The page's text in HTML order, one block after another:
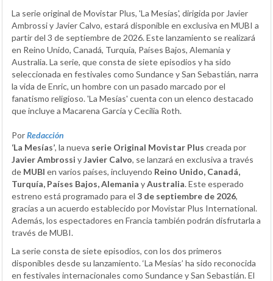
La serie original de Movistar Plus, 'La Mesías', dirigida por Javier
Ambrossi y Javier Calvo, estará disponible en exclusiva en MUBI a
partir del 3 de septiembre de 2026. Este lanzamiento se realizará
en Reino Unido, Canadá, Turquía, Países Bajos, Alemania y
Australia. La serie, que consta de siete episodios y ha sido
seleccionada en festivales como Sundance y San Sebastián, narra
la vida de Enric, un hombre con un pasado marcado por el
fanatismo religioso. 'La Mesías' cuenta con un elenco destacado
que incluye a Macarena García y Cecilia Roth.
PorRedacción
‘La Mesías’, la nueva serie Original Movistar Plus creada por
Javier Ambrossi yJavier Calvo, se lanzará en exclusiva a través
de MUBI en varios países, incluyendo Reino Unido, Canadá,
Turquía, Países Bajos, Alemania yAustralia. Este esperado
estreno está programado para el 3 de septiembre de 2026,
gracias a un acuerdo establecido por Movistar Plus International.
Además, los espectadores en Francia también podrán disfrutarla a
través de MUBI.
La serie consta de siete episodios, con los dos primeros
disponibles desde su lanzamiento. ‘La Mesías’ ha sido reconocida
en festivales internacionales como Sundance y San Sebastián. El